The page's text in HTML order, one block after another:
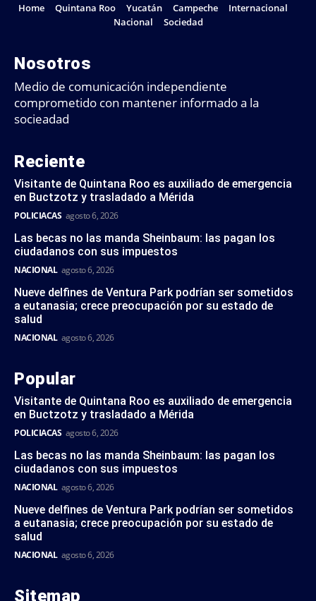
Home Quintana Roo Yucatán Campeche
Internacional
Nacional
Sociedad
Nosotros
Medio de comunicación independiente
comprometido con mantener informado a la
socieadad
Reciente
Visitante de Quintana Roo es auxiliado de emergencia
en Buctzotz y trasladado a Mérida
POLICIACAS agosto 6, 2026
Las becas no las manda Sheinbaum: las pagan los
ciudadanos con sus impuestos
NACIONAL agosto 6, 2026
Nueve delfines de Ventura Park podrían ser sometidos
a eutanasia; crece preocupación por su estado de
salud
NACIONAL agosto 6, 2026
Popular
Visitante de Quintana Roo es auxiliado de emergencia
en Buctzotz y trasladado a Mérida
POLICIACAS agosto 6, 2026
Las becas no las manda Sheinbaum: las pagan los
ciudadanos con sus impuestos
NACIONAL agosto 6, 2026
Nueve delfines de Ventura Park podrían ser sometidos
a eutanasia; crece preocupación por su estado de
salud
NACIONAL agosto 6, 2026
Sitemap